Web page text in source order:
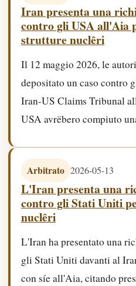
Iran presenta una
contro gli USA all'Aia
strutture nuclêri
Il 12 maggio 2026, le
depositato un caso contro
Iran-US Claims Tribunal
USA avrëbero compiuto
Arbitrato 2026-05-13
L'Iran presenta una
contro gli Stati Uniti
nuclêri
L'Iran ha presentato una
gli Stati Uniti davanti al
con síe all'Aia, citando